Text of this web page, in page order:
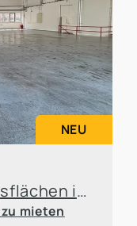
NEU
Lager- und Produktionsflächen in Rodenkirchen
mieten